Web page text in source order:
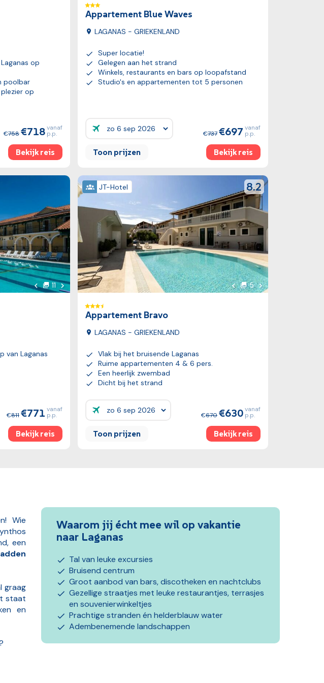
op
poolbar
op
758 718vanaf
p.p.
Bekijk reis
Appartement Blue Waves
LAGANAS - GRIEKENLAND
Super locatie!
Gelegen aan het strand
Winkels, restaurants en bars op loopafstand
Studio's en appartementen tot 5 personen
Prijzen: 737 697 vanaf
p.p.
Toon prijzen Bekijk reis
Vorige foto
11
foto's
Volgende foto
van Laganas
811 771 vanaf
p.p.
Bekijk reis
JT-Hotel reviewScore
8.2
Bekijk reis
Vorige foto
5
foto's
Volgende foto
Appartement Bravo
LAGANAS - GRIEKENLAND
Vlak bij het bruisende Laganas
Ruime appartementen 4 & 6 pers.
Een heerlijk zwembad
Dicht bij het strand
Prijzen: 670 630vanaf
p.p.
Toon prijzen Bekijk reis
Wie
een
graag
staat
en
Waarom jij écht mee wil op vakantie
naar Laganas
Tal van leuke excursies
Bruisend centrum
Groot aanbod van bars, discotheken en nachtclubs
Gezellige straatjes met leuke restaurantjes, terrasjes
en souvenierwinkeltjes
Prachtige stranden én helderblauw water
Adembenemende landschappen